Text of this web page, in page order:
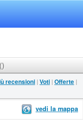
()
recensioni | Voti | Offerte |
vedi la mappa